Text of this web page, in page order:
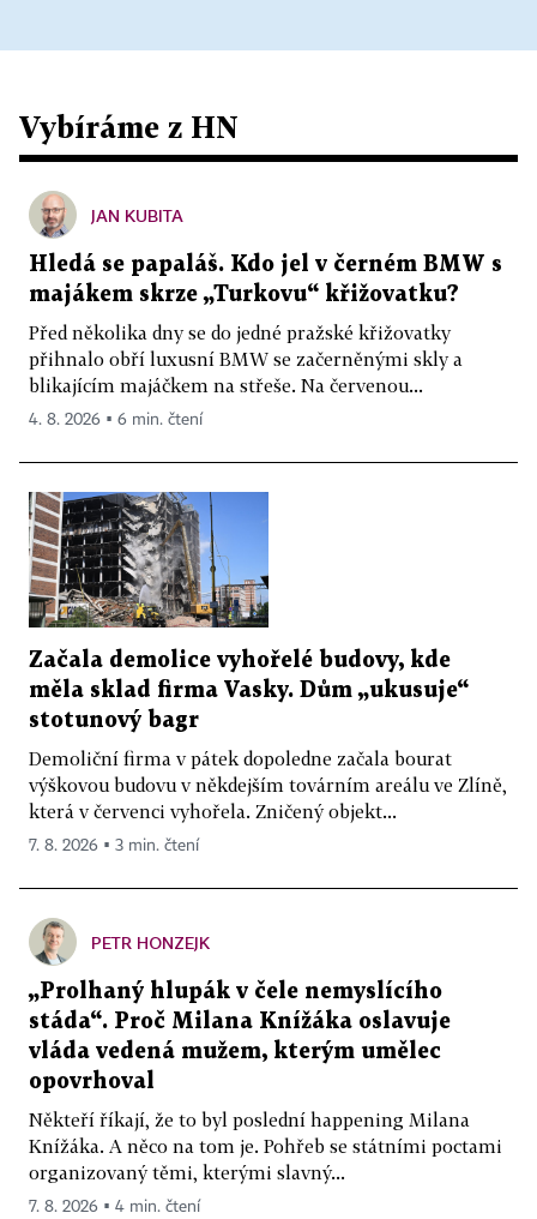
Vybíráme z HN
JAN KUBITA
Hledá se papaláš. Kdo jel v černém BMW s
majákem skrze „Turkovu“ křižovatku?
Před několika dny se do jedné pražské křižovatky
přihnalo obří luxusní BMW se začerněnými skly a
blikajícím majáčkem na střeše. Na červenou...
4. 8. 2026 ▪ 6 min. čtení
Začala demolice vyhořelé budovy, kde
měla sklad firma Vasky. Dům „ukusuje“
stotunový bagr
Demoliční firma v pátek dopoledne začala bourat
výškovou budovu v někdejším továrním areálu ve Zlíně,
která v červenci vyhořela. Zničený objekt...
7. 8. 2026 ▪ 3 min. čtení
PETR HONZEJK
„Prolhaný hlupák v čele nemyslícího
stáda“. Proč Milana Knížáka oslavuje
vláda vedená mužem, kterým umělec
opovrhoval
Někteří říkají, že to byl poslední happening Milana
Knížáka. A něco na tom je. Pohřeb se státními poctami
organizovaný těmi, kterými slavný...
7. 8. 2026 ▪ 4 min. čtení